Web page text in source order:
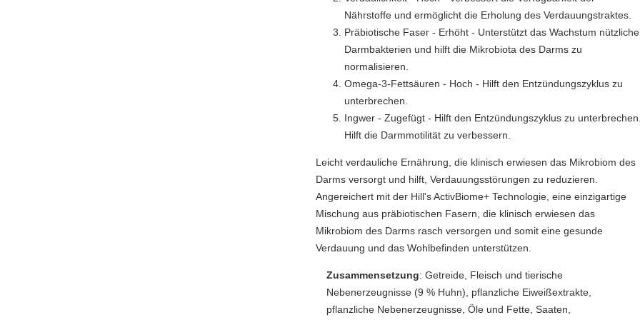
Nährstoffe und ermöglicht die Erholung des Verdauungstraktes.
Präbiotische Faser - Erhöht - Unterstützt das Wachstum
Darmbakterien und hilft die Mikrobiota des Darms zu
normalisieren.
Omega-3-Fettsäuren - Hoch - Hilft den Entzündungszyklus zu
unterbrechen.
Ingwer - Zugefügt - Hilft den Entzündungszyklus zu
Hilft die Darmmotilität zu verbessern.
Leicht verdauliche Ernährung, die klinisch erwiesen das Mikrobiom des
Darms versorgt und hilft, Verdauungsstörungen zu reduzieren.
Angereichert mit der Hill's ActivBiome+ Technologie, eine einzigartige
Mischung aus präbiotischen Fasern, die klinisch erwiesen das
Mikrobiom des Darms rasch versorgen und somit eine gesunde
Verdauung und das Wohlbefinden unterstützen.
Zusammensetzung:Getreide, Fleisch und tierische
Nebenerzeugnisse (9 % Huhn), pflanzliche Eiweißextrakte,
pflanzliche Nebenerzeugnisse, Öle und Fette, Saaten,